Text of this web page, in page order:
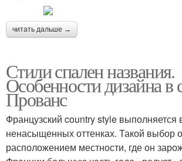
читать дальше →
Стили спален названия.
Особенности дизайна в
Прованс
Французский country style выполняется
ненасыщенных оттенках. Такой выбор
расположением местности, где он